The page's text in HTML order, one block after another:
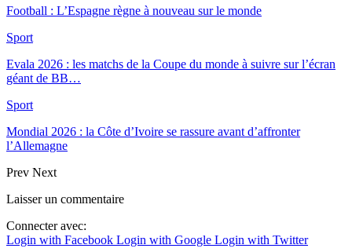
Football : L’Espagne règne à nouveau sur le monde
Sport
Evala 2026 : les matchs de la Coupe du monde à suivre sur l’écran
géant de BB…
Sport
Mondial 2026 : la Côte d’Ivoire se rassure avant d’affronter
l’Allemagne
Prev Next
Laisser un commentaire
Connecter avec:
Login with Facebook Login with Google Login with Twitter